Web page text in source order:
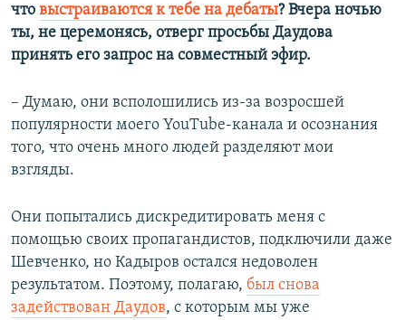
что выстраиваются к тебе на дебаты? Вчера ночью
ты, не церемонясь, отверг просьбы Даудова
принять его запрос на совместный эфир.
– Думаю, они всполошились из-за возросшей
популярности моего YouTube-канала и осознания
того, что очень много людей разделяют мои
взгляды.
Они попытались дискредитировать меня с
помощью своих пропагандистов, подключили даже
Шевченко, но Кадыров остался недоволен
результатом. Поэтому, полагаю, был снова
задействован Даудов, с которым мы уже